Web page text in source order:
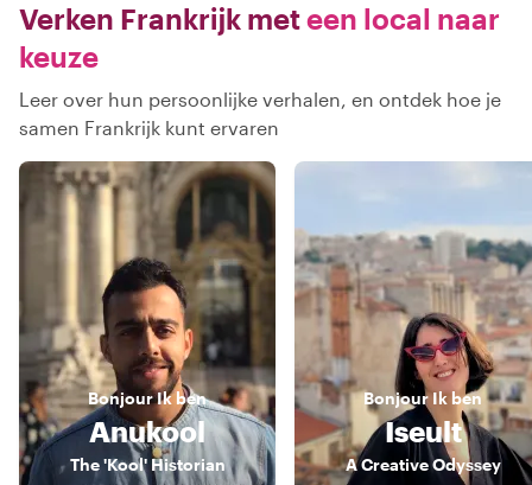
Verken Frankrijk meteen local naar
keuze
Leer over hun persoonlijke verhalen, en ontdek hoe je
samen Frankrijk kunt ervaren
BonjourIk ben
Anukool
The 'Kool' Historian
Bonjour Ik ben
Iseult
A Creative Odyssey